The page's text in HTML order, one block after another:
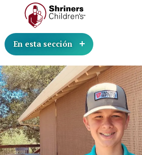
En esta sección